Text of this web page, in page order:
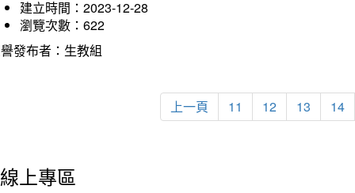
建立時間：2023-12-28
瀏覽次數：622
發布者：生教組
上一頁 11 12 13 14
線上專區